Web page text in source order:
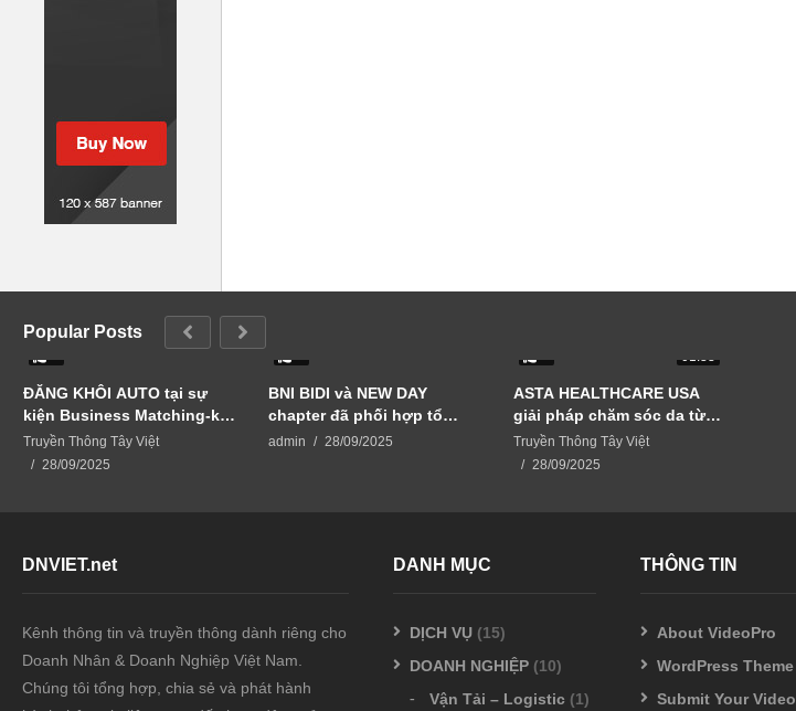
Popular Posts
ĐĂNG KHÔI AUTO tại sự
kiện Business Matching-kết
nối vươn xa
Truyền Thông Tây Việt
28/09/2025
BNI BIDI và NEW DAY
chapter đã phối hợp tổ
chức sự kiện BUSINESS
admin 28/09/2025
ASTA HEALTHCARE USA
giải pháp chăm sóc da từ
thiên nhiên
Truyền Thông Tây Việt
28/09/2025
DNVIET.net
Kênh thông tin và truyền thông dành riêng cho
Doanh Nhân & Doanh Nghiệp Việt Nam.
Chúng tôi tổng hợp, chia sẻ và phát hành
DANH MỤC
DỊCH VỤ (15)
DOANH NGHIỆP (10)
Vận Tải – Logistic (1)
THÔNG TIN
About VideoPro
WordPress Theme
Submit Your Video